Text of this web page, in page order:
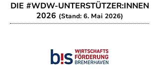
DIE #WDW-UNTERSTÜTZER:INNEN
2026 (Stand: 6. Mai 2026)